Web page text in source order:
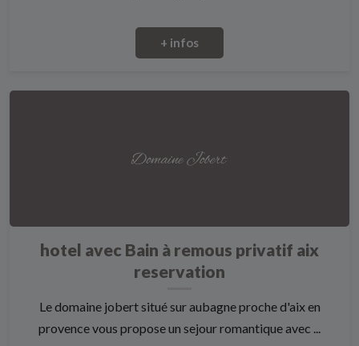
+ infos
hotel avec Bain à remous privatif aix
reservation
Le domaine jobert situé sur aubagne proche d'aix en
provence vous propose un sejour romantique avec ...